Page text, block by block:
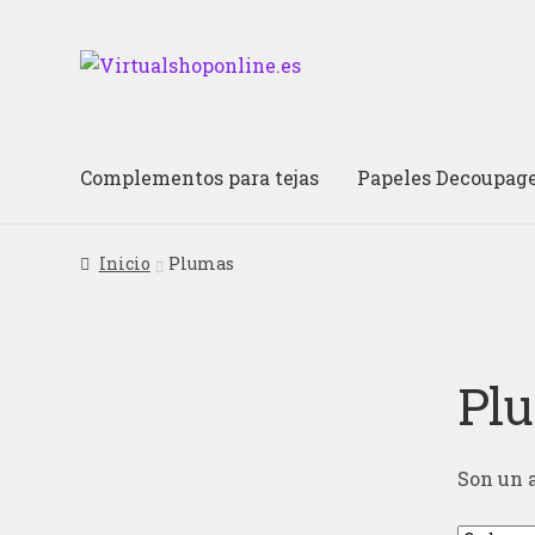
Ir
Ir
Complementos para tejas Papeles
Inicio Plumas
Son un